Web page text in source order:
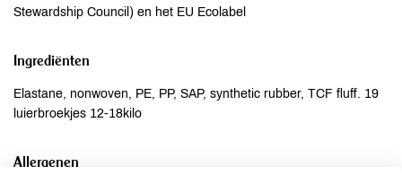
Stewardship Council) en het EU Ecolabel
Ingrediënten
Elastane, nonwoven, PE, PP, SAP, synthetic rubber, TCF fluff. 19
luierbroekjes 12-18kilo
Allergenen